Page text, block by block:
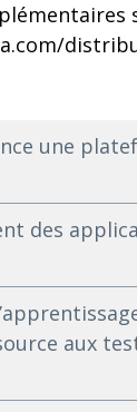
une
des
aux